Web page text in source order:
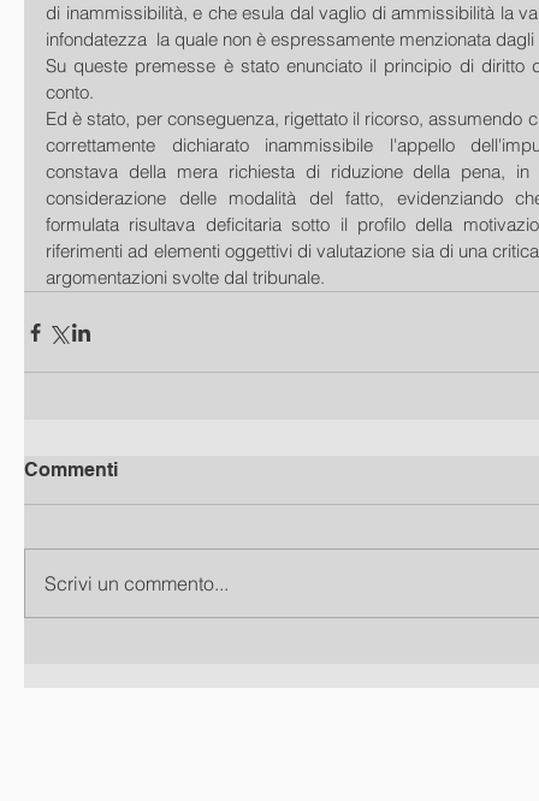
di inammissibilità, e che esula dal vaglio di ammissibilità la
infondatezza  la quale non è espressamente menzionata dagli
Su queste premesse è stato enunciato il principio di diritto
conto.
Ed è stato, per conseguenza, rigettato il ricorso, assumendo
correttamente dichiarato inammissibile l'appello
constava della mera richiesta di riduzione della pena, in
considerazione delle modalità del fatto, evidenziando
formulata risultava deficitaria sotto il profilo della
riferimenti ad elementi oggettivi di valutazione sia di una
argomentazioni svolte dal tribunale.
Commenti
Scrivi un commento...